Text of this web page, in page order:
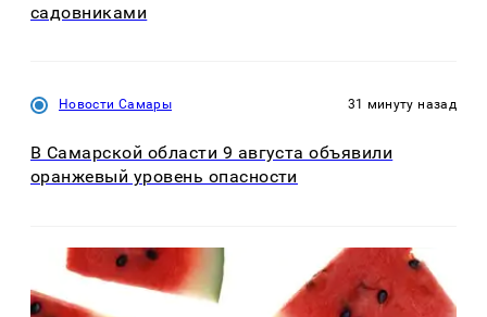
садовниками
Новости Самары 31 минуту назад
В Самарской области 9 августа объявили
оранжевый уровень опасности